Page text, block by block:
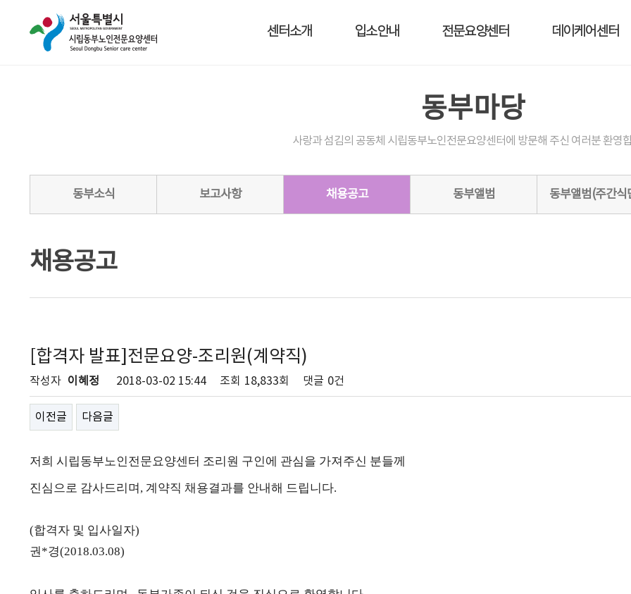
센터소개 입소안내 전문요양센터 데이케어센터
동부마당
사랑과 섬김의 공동체 시립동부노인전문요양센터에 방문해 주신 여러분 환영
동부소식 보고사항 채용공고 동부앨범 동부앨범(주간식
채용공고
[합격자 발표]전문요양-조리원(계약직)
작성자 이혜정 2018-03-02 15:44 조회 18,833회 댓글 0건
이전글 다음글
저희 시립동부노인전문요양센터 조리원 구인에 관심을 가져주신 분들께
진심으로 감사드리며, 계약직 채용결과를 안내해 드립니다.
(합격자 및 입사일자)
권*경(2018.03.08)